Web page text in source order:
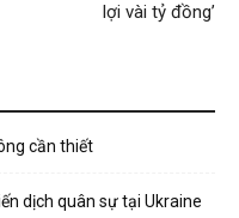
lợi vài tỷ đồng’
cần thiết
dịch quân sự tại Ukraine